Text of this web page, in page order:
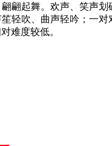
翩起舞。欢声、笑声
轻吹、曲声轻吟；
难度较低。